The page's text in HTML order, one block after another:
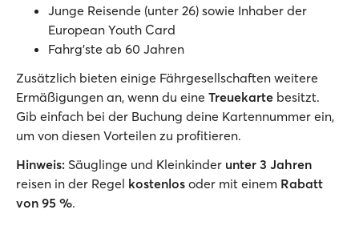
Junge Reisende (unter 26) sowie Inhaber der
European Youth Card
Fahrg'ste ab 60 Jahren
Zusätzlich bieten einige Fährgesellschaften weitere
Ermäßigungen an, wenn du eine Treuekarte besitzt.
Gib einfach bei der Buchung deine Kartennummer ein,
um von diesen Vorteilen zu profitieren.
Hinweis: Säuglinge und Kleinkinder unter 3 Jahren
reisen in der Regel kostenlos oder mit einem Rabatt
von 95 %.